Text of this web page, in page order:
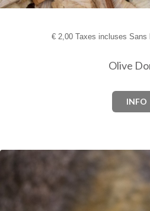
€2,00 Taxes incluses Sans
Olive
INFO